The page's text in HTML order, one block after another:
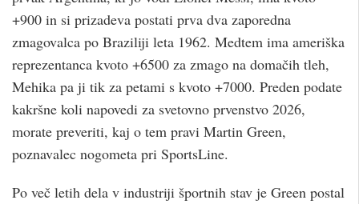
+900 in si prizadeva postati prva dva zaporedna
zmagovalca po Braziliji leta 1962. Medtem ima ameriška
reprezentanca kvoto +6500 za zmago na domačih tleh,
Mehika pa ji tik za petami s kvoto +7000. Preden podate
kakršne koli napovedi za svetovno prvenstvo 2026,
morate preveriti, kaj o tem pravi Martin Green,
poznavalec nogometa pri SportsLine.
Po več letih dela v industriji športnih stav je Green postal